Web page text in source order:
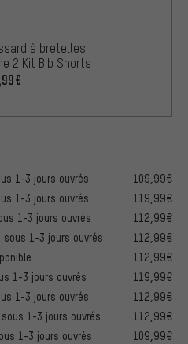
à bretelles
2 Kit Bib Shorts
1-3 jours ouvrés
109,99€
1-3 jours ouvrés
119,99€
1-3 jours ouvrés
112,99€
sous 1-3 jours ouvrés
112,99€
112,99€
1-3 jours ouvrés
119,99€
1-3 jours ouvrés
112,99€
1-3 jours ouvrés
112,99€
1-3 jours ouvrés
109,99€